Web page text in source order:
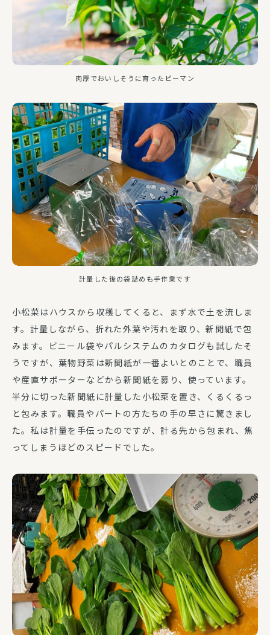
肉厚でおいしそうに育ったピーマン
計量した後の袋詰めも手作業です
小松菜はハウスから収穫してくると、まず水で土を流しま
す。計量しながら、折れた外葉や汚れを取り、新聞紙で包
みます。ビニール袋やパルシステムのカタログも試したそ
うですが、葉物野菜は新聞紙が一番よいとのことで、職員
や産直サポーターなどから新聞紙を募り、使っています。
半分に切った新聞紙に計量した小松菜を置き、くるくるっ
と包みます。職員やパートの方たちの手の早さに驚きまし
た。私は計量を手伝ったのですが、計る先から包まれ、焦
ってしまうほどのスピードでした。